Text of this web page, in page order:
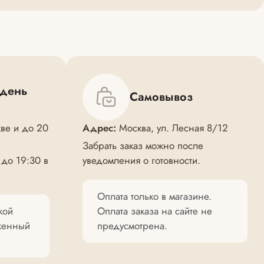
и до 20
19:30 в
Самовывоз
Адрес: Москва, ул. Лесная 8/12
Забрать заказ можно после
уведомления о готовности.
Оплата только в магазине.
Оплата заказа на сайте не
предусмотрена.